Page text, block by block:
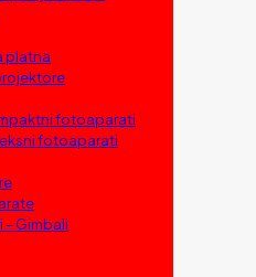
platna
fotoaparati
fotoaparati
Gimbali